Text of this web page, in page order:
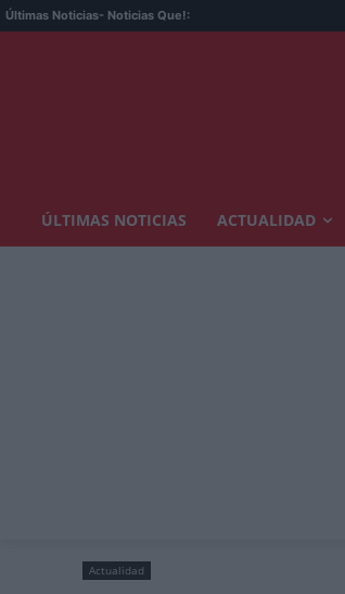
Últimas Noticias- Noticias Que!:
ÚLTIMAS NOTICIAS ACTUALIDAD
Actualidad